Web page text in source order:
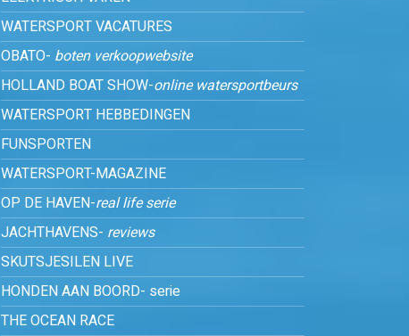
WATERSPORT VACATURES
OBATO- boten verkoopwebsite
HOLLAND BOAT SHOW-online watersportbeurs
WATERSPORT HEBBEDINGEN
FUNSPORTEN
WATERSPORT-MAGAZINE
OP DE HAVEN-real life serie
JACHTHAVENS- reviews
SKUTSJESILEN LIVE
HONDEN AAN BOORD- serie
THE OCEAN RACE